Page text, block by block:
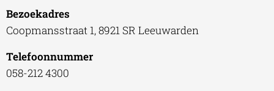
Bezoekadres
Coopmansstraat 1, 8921 SR Leeuwarden
Telefoonnummer
058-212 4300